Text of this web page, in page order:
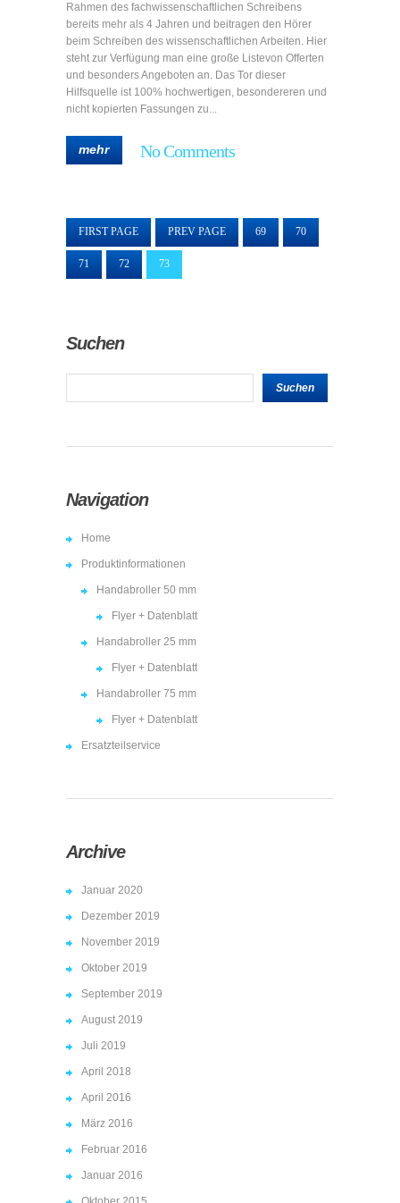
Rahmen des fachwissenschaftlichen Schreibens
bereits mehr als 4 Jahren und beitragen den Hörer
beim Schreiben des wissenschaftlichen Arbeiten. Hier
steht zur Verfügung man eine große Listevon Offerten
und besonders Angeboten an. Das Tor dieser
Hilfsquelle ist 100% hochwertigen, besondereren und
nicht kopierten Fassungen zu...
mehr No Comments
FIRST PAGE PREV PAGE 69 70
71 72 73
Suchen
Navigation
Home
Produktinformationen
Handabroller 50 mm
Flyer + Datenblatt
Handabroller 25 mm
Flyer + Datenblatt
Handabroller 75 mm
Flyer + Datenblatt
Ersatzteilservice
Archive
Januar 2020
Dezember 2019
November 2019
Oktober 2019
September 2019
August 2019
Juli 2019
April 2018
April 2016
März 2016
Februar 2016
Januar 2016